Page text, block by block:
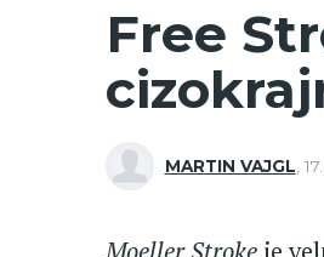
Free
MARTIN VAJGL